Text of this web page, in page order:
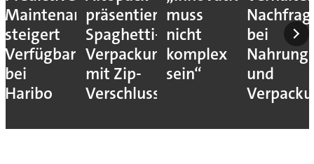
Maintenance
steigert
Verfügbarkeit
bei
Haribo
präsentiert
Spaghetti-
Verpackung
mit Zip-
Verschluss
muss
nicht
komplex
sein“
bei
und